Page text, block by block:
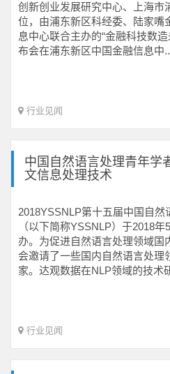
创新创业发展研究中心、上海市
位，由浦东新区科经委、陆家嘴
息中心联合主办的“金融科技数
布会在浦东新区中国金融信息中
行业见闻
中国自然语言处理青年学
文信息处理技术
2018YSSNLP第十五届中国自
（以下简称YSSNLP）于2018
办。为促进自然语言处理领域国
会邀请了一些国内自然语言处理
家。达观数据在NLP领域的技术
行业见闻